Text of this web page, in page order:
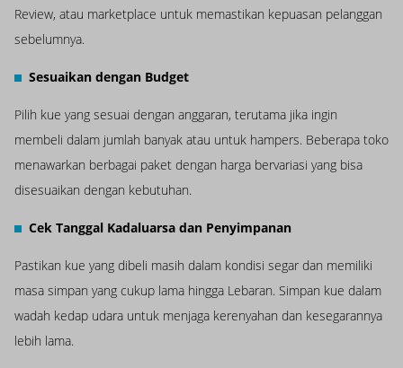
Review, atau marketplace untuk memastikan kepuasan pelanggan
sebelumnya.
Sesuaikan dengan Budget
Pilih kue yang sesuai dengan anggaran, terutama jika ingin
membeli dalam jumlah banyak atau untuk hampers. Beberapa toko
menawarkan berbagai paket dengan harga bervariasi yang bisa
disesuaikan dengan kebutuhan.
Cek Tanggal Kadaluarsa dan Penyimpanan
Pastikan kue yang dibeli masih dalam kondisi segar dan memiliki
masa simpan yang cukup lama hingga Lebaran. Simpan kue dalam
wadah kedap udara untuk menjaga kerenyahan dan kesegarannya
lebih lama.